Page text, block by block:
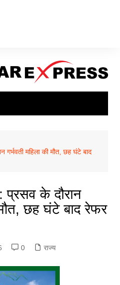
महिला की मौत, छह घंटे बाद
के दौरान
छह घंटे बाद रेफर
0 राज्य